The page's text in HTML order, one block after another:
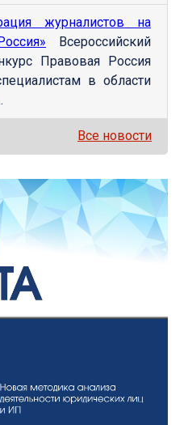
журналистов на
Всероссийский
Правовая Россия
в области
Все новости